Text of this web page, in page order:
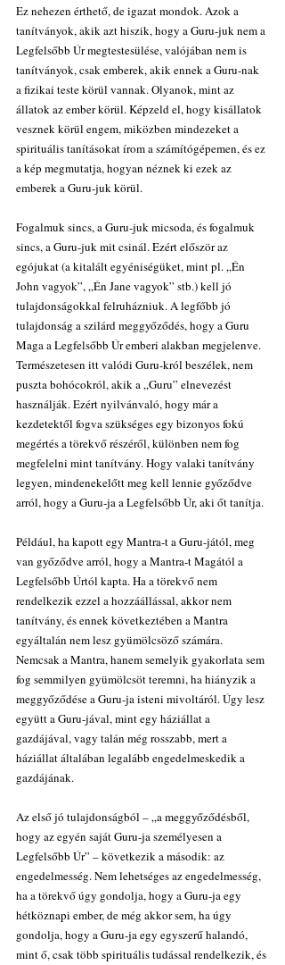
Ez nehezen érthető, de igazat mondok. Azok a
tanítványok, akik azt hiszik, hogy a Guru-juk nem a
Legfelsőbb Úr megtestesülése, valójában nem is
tanítványok, csak emberek, akik ennek a Guru-nak
a fizikai teste körül vannak. Olyanok, mint az
állatok az ember körül. Képzeld el, hogy kisállatok
vesznek körül engem, miközben mindezeket a
spirituális tanításokat írom a számítógépemen, és ez
a kép megmutatja, hogyan néznek ki ezek az
emberek a Guru-juk körül.
Fogalmuk sincs, a Guru-juk micsoda, és fogalmuk
sincs, a Guru-juk mit csinál. Ezért először az
egójukat (a kitalált egyéniségüket, mint pl. „Én
John vagyok”, „Én Jane vagyok” stb.) kell jó
tulajdonságokkal felruházniuk. A legfőbb jó
tulajdonság a szilárd meggyőződés, hogy a Guru
Maga a Legfelsőbb Úr emberi alakban megjelenve.
Természetesen itt valódi Guru-król beszélek, nem
puszta bohócokról, akik a „Guru” elnevezést
használják. Ezért nyilvánvaló, hogy már a
kezdetektől fogva szükséges egy bizonyos fokú
megértés a törekvő részéről, különben nem fog
megfelelni mint tanítvány. Hogy valaki tanítvány
legyen, mindenekelőtt meg kell lennie győződve
arról, hogy a Guru-ja a Legfelsőbb Úr, aki őt tanítja.
Például, ha kapott egy Mantra-t a Guru-jától, meg
van győződve arról, hogy a Mantra-t Magától a
Legfelsőbb Úrtól kapta. Ha a törekvő nem
rendelkezik ezzel a hozzáállással, akkor nem
tanítvány, és ennek következtében a Mantra
egyáltalán nem lesz gyümölcsöző számára.
Nemcsak a Mantra, hanem semelyik gyakorlata sem
fog semmilyen gyümölcsöt teremni, ha hiányzik a
meggyőződése a Guru-ja isteni mivoltáról. Úgy lesz
együtt a Guru-jával, mint egy háziállat a
gazdájával, vagy talán még rosszabb, mert a
háziállat általában legalább engedelmeskedik a
gazdájának.
Az első jó tulajdonságból – „a meggyőződésből,
hogy az egyén saját Guru-ja személyesen a
Legfelsőbb Úr” – következik a második: az
engedelmesség. Nem lehetséges az engedelmesség,
ha a törekvő úgy gondolja, hogy a Guru-ja egy
hétköznapi ember, de még akkor sem, ha úgy
gondolja, hogy a Guru-ja egy egyszerű halandó,
mint ő, csak több spirituális tudással rendelkezik, és